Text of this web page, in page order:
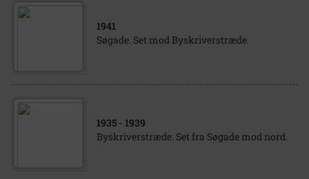
1941
Søgade. Set mod Byskriverstræde.
1935 - 1939
Byskriverstræde. Set fra Søgade mod nord.